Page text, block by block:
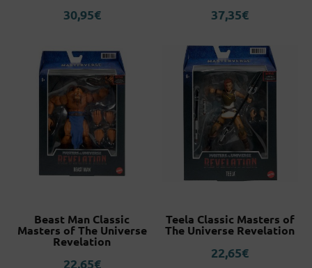
30,95€ 37,35€
Beast Man Classic
Masters of The Universe
Revelation
22,65€
Teela Classic Masters of
The Universe Revelation
22,65€